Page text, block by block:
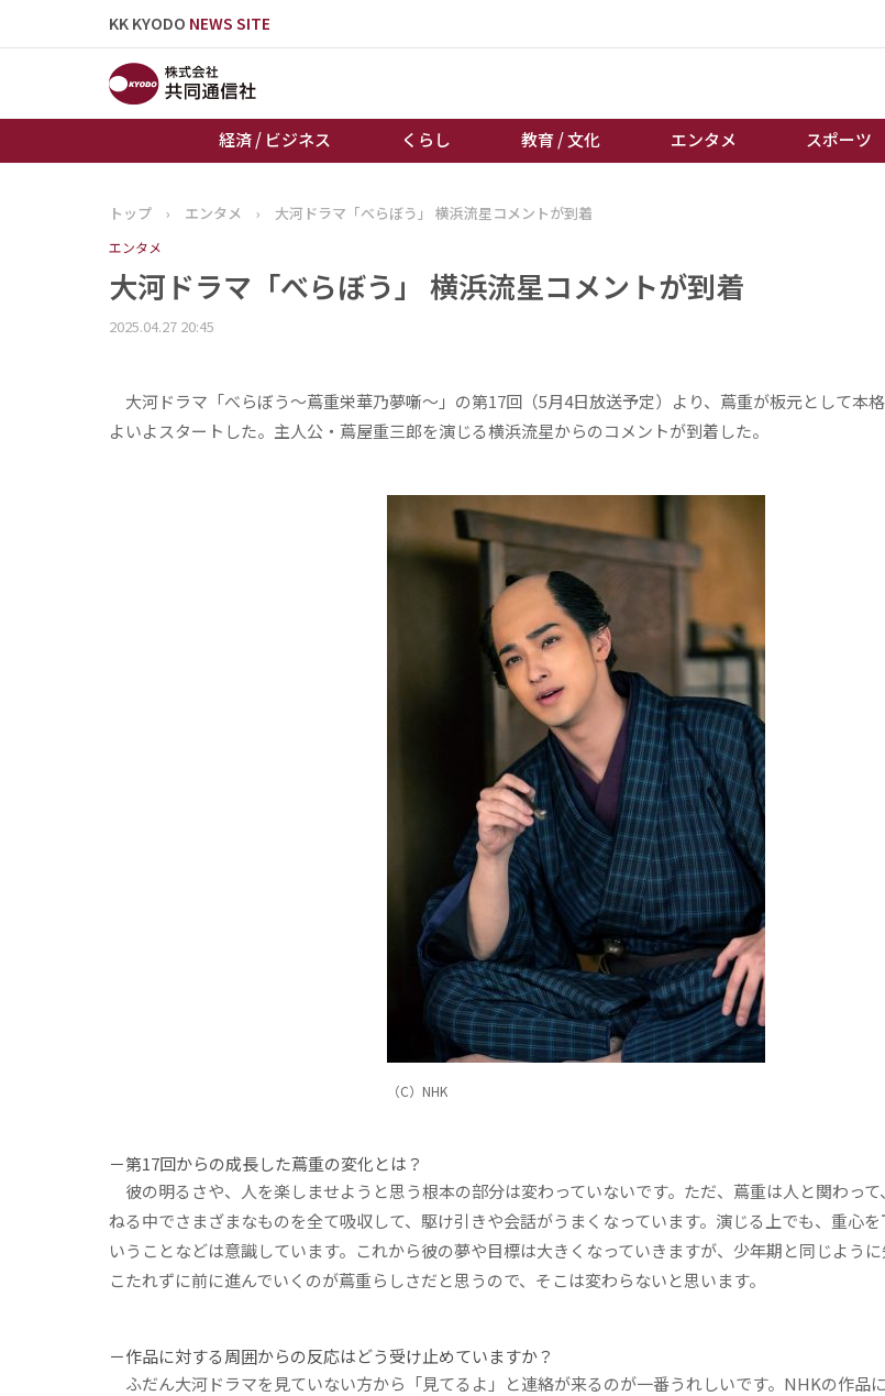
KK KYODO NEWS SITE
経済 / ビジネス くらし 教育 / 文化 エンタメ スポーツ
トップページ
経済 / ビジネス
教育 / 文化
地域
キーパーソン
棋王戦
トップ › エンタメ › 大河ドラマ「べらぼう」 横浜流星コメントが到着
エンタメ
大河ドラマ「べらぼう」 横浜流星コメントが到着
2025.04.27 20:45
大河ドラマ「べらぼう～蔦重栄華乃夢噺～」の第17回（5月4日放送予定）より、蔦重が板元として本
よいよスタートした。主人公・蔦屋重三郎を演じる横浜流星からのコメントが到着した。
（C）NHK
－第17回からの成長した蔦重の変化とは？
彼の明るさや、人を楽しませようと思う根本の部分は変わっていないです。ただ、蔦重は人と関わっ
ねる中でさまざまなものを全て吸収して、駆け引きや会話がうまくなっています。演じる上でも、重心
いうことなどは意識しています。これから彼の夢や目標は大きくなっていきますが、少年期と同じよう
こたれずに前に進んでいくのが蔦重らしさだと思うので、そこは変わらないと思います。
－作品に対する周囲からの反応はどう受け止めていますか？
ふだん大河ドラマを見ていない方から「見てるよ」と連絡が来るのが一番うれしいです。NHKの作品